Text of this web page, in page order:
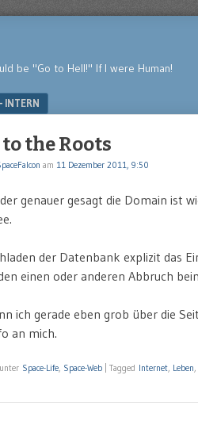
be "Go to Hell!" If I were Human!
INTERN
the Roots
am 11 Dezember 2011, 9:50
genauer gesagt die Domain ist
der Datenbank explizit das
einen oder anderen Abbruch
ich gerade eben grob über die
an mich.
Space-Life, Space-Web Tagged Internet, Leben,